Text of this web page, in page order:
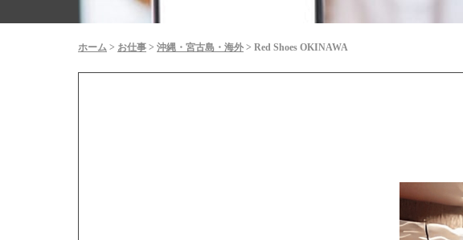
ホーム > お仕事 > 沖縄・宮古島・海外 > Red Shoes OKINAWA